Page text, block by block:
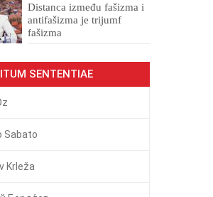
Distanca između fašizma i
antifašizma je trijumf
fašizma
SENTENTIAE
Sabato
Krleža